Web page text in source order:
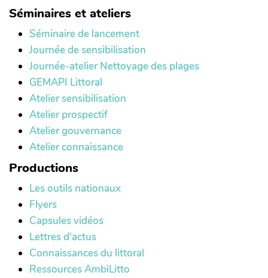
Séminaires et ateliers
Séminaire de lancement
Journée de sensibilisation
Journée-atelier Nettoyage des plages
GEMAPI Littoral
Atelier sensibilisation
Atelier prospectif
Atelier gouvernance
Atelier connaissance
Productions
Les outils nationaux
Flyers
Capsules vidéos
Lettres d'actus
Connaissances du littoral
Ressources AmbiLitto